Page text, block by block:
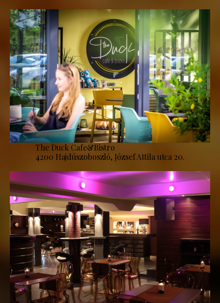
The Duck Cafe&Bistro
4200 Hajdúszoboszló, József Attila utca 20.